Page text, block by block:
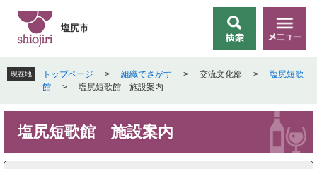
先
頭
す
を
飛
し
文
索
メ
ニ
ー
塩尻市
現在地 トップページ > 組織でさがす > 交流文化部 >
塩尻短歌
館
> 塩尻短歌館 施設案内
塩尻短歌館 施設案内